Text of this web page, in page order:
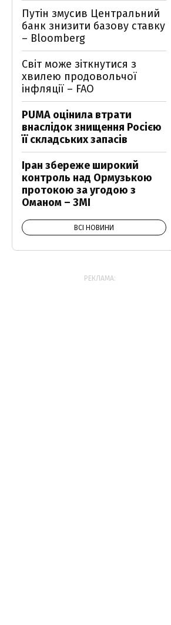
Путін змусив Центральний
банк знизити базову ставку
– Bloomberg
Світ може зіткнутися з
хвилею продовольчої
інфляції – FAO
PUMA оцінила втрати
внаслідок знищення Росією
її складських запасів
Іран збереже широкий
контроль над Ормузькою
протокою за угодою з
Оманом – ЗМІ
ВСІ НОВИНИ
РЕКЛАМА: